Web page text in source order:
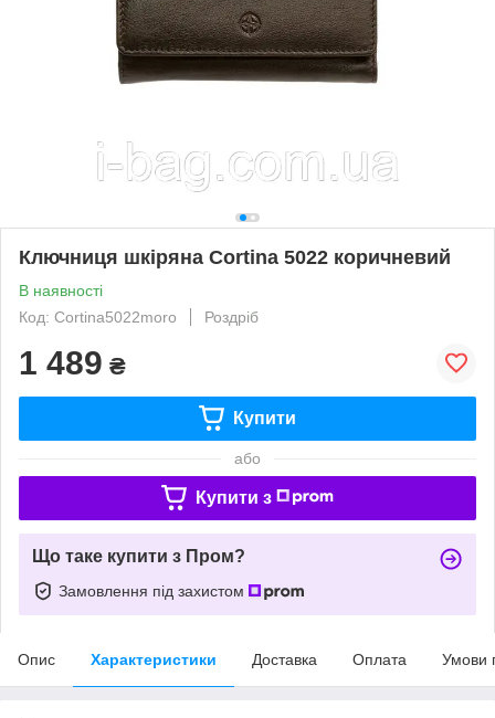
Ключниця шкіряна Cortina 5022 коричневий
В наявності
Код: Cortina5022moro
Роздріб
1 489 ₴
Купити
або
Купити з
Що таке купити з Пром?
Замовлення під захистом
Опис Характеристики Доставка Оплата Умови